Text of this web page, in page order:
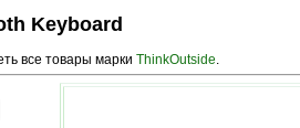
Keyboard
все товары марки ThinkOutside.